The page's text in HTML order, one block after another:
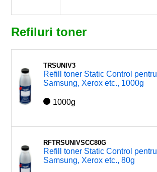
Refiluri toner
TRSUNIV3
Refill toner Static Control pentru
Samsung, Xerox etc., 1000g
1000g
RFTRSUNIVSCC80G
Refill toner Static Control pentru
Samsung, Xerox etc., 80g